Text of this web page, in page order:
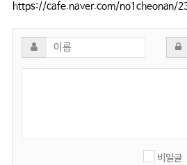
https://cafe.naver.com/no1cheonan/
비밀글